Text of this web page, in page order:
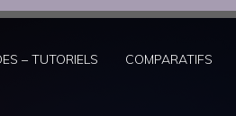
– TUTORIELS COMPARATIFS